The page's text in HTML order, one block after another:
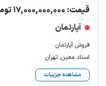
قیمت: 17,000,000,000 تومان
آپارتمان
فروش آپارتمان
استاد معین, تهران
مشاهده جزییات